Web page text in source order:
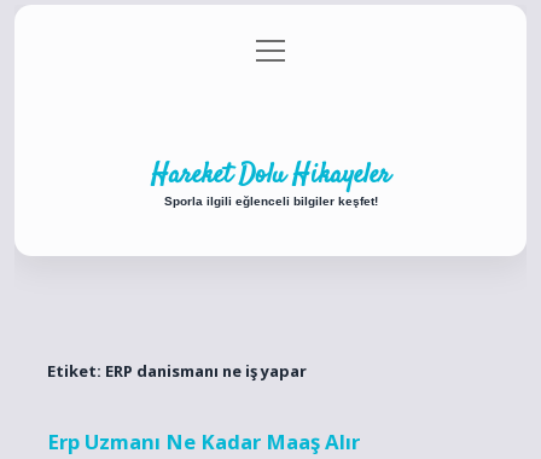
Gizlilik Politikası
menüyü
aç
Hareket Dolu Hikayeler
Sporla ilgili eğlenceli bilgiler keşfet!
Etiket: ERP danismanı ne iş yapar
Erp Uzmanı Ne Kadar Maaş Alır